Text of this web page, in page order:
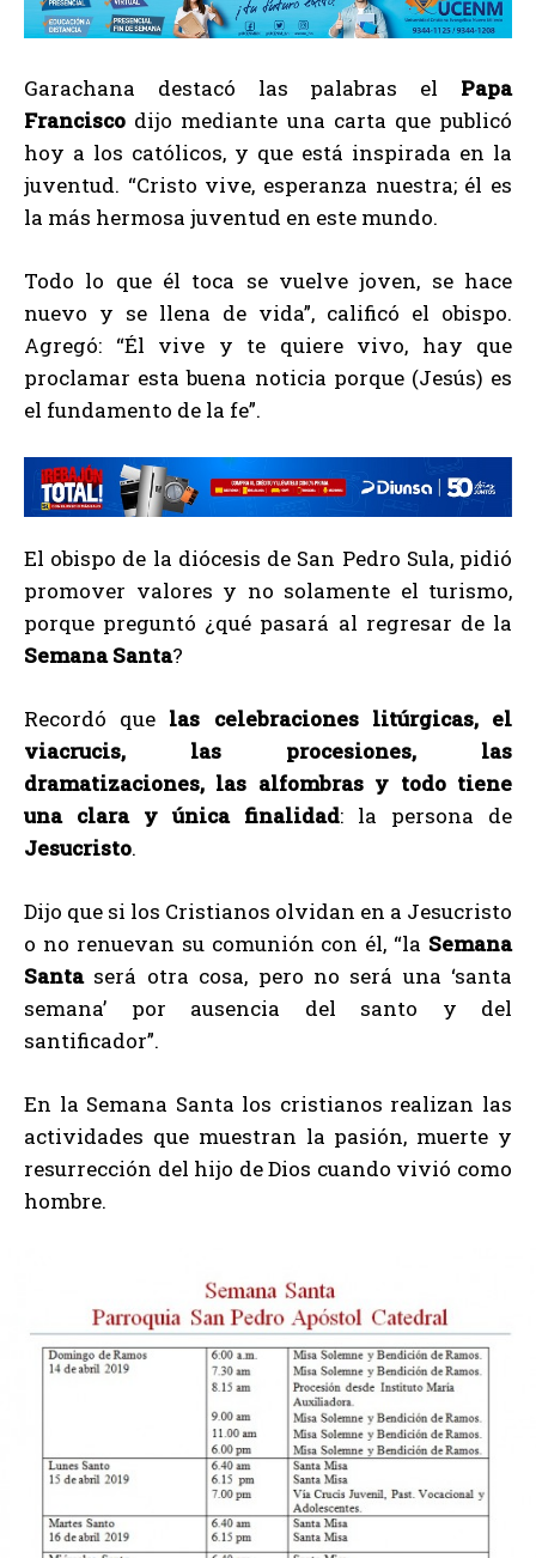
Garachana destacó las palabras el Papa
Francisco dijo mediante una carta que publicó
hoy a los católicos, y que está inspirada en la
juventud. “Cristo vive, esperanza nuestra; él es
la más hermosa juventud en este mundo.
Todo lo que él toca se vuelve joven, se hace
nuevo y se llena de vida”, calificó el obispo.
Agregó: “Él vive y te quiere vivo, hay que
proclamar esta buena noticia porque (Jesús) es
el fundamento de la fe”.
El obispo de la diócesis de San Pedro Sula, pidió
promover valores y no solamente el turismo,
porque preguntó ¿qué pasará al regresar de la
Semana Santa?
Recordó que las celebraciones litúrgicas, el
viacrucis, las procesiones, las
dramatizaciones, las alfombras y todo tiene
una clara y única finalidad: la persona de
Jesucristo.
Dijo que si los Cristianos olvidan en a Jesucristo
o no renuevan su comunión con él, “la Semana
Santaserá otra cosa, pero no será una ‘santa
semana’ por ausencia del santo y del
santificador”.
En la Semana Santa los cristianos realizan las
actividades que muestran la pasión, muerte y
resurrección del hijo de Dios cuando vivió como
hombre.